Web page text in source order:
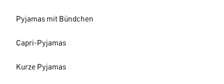
Pyjamas mit Bündchen
Capri-Pyjamas
Kurze Pyjamas